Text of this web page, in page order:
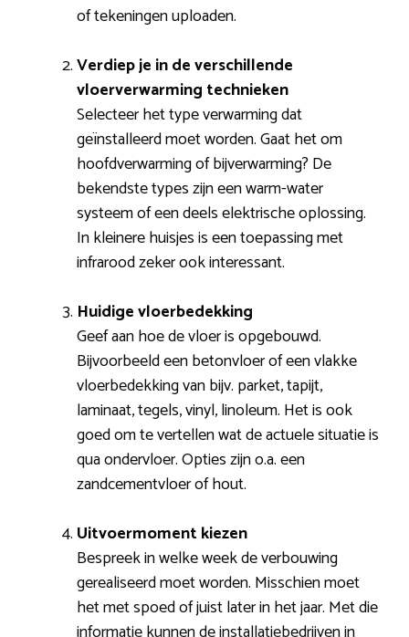
of tekeningen uploaden.
Verdiep je in de verschillende
vloerverwarming technieken
Selecteer het type verwarming dat
geïnstalleerd moet worden. Gaat het om
hoofdverwarming of bijverwarming? De
bekendste types zijn een warm-water
systeem of een deels elektrische oplossing.
In kleinere huisjes is een toepassing met
infrarood zeker ook interessant.
Huidige vloerbedekking
Geef aan hoe de vloer is opgebouwd.
Bijvoorbeeld een betonvloer of een vlakke
vloerbedekking van bijv. parket, tapijt,
laminaat, tegels, vinyl, linoleum. Het is ook
goed om te vertellen wat de actuele situatie is
qua ondervloer. Opties zijn o.a. een
zandcementvloer of hout.
Uitvoermoment kiezen
Bespreek in welke week de verbouwing
gerealiseerd moet worden. Misschien moet
het met spoed of juist later in het jaar. Met die